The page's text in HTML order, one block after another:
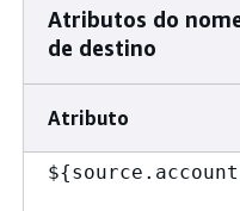
Atributos do
de destino
Atributo
${